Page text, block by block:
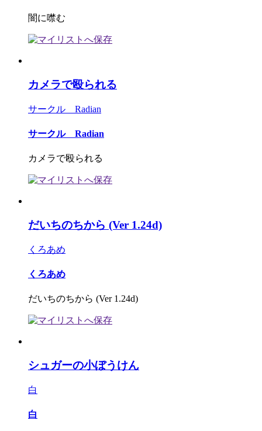
闇に噤む
カメラで殴られる
サークル Radian
サークル Radian
カメラで殴られる
だいちのちから (Ver 1.24d)
くろあめ
くろあめ
だいちのちから (Ver 1.24d)
シュガーの小ぼうけん
白
白